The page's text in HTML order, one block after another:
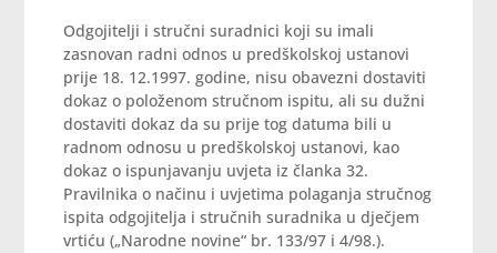
Odgojitelji i stručni suradnici koji su imali
zasnovan radni odnos u predškolskoj ustanovi
prije 18. 12.1997. godine, nisu obavezni dostaviti
dokaz o položenom stručnom ispitu, ali su dužni
dostaviti dokaz da su prije tog datuma bili u
radnom odnosu u predškolskoj ustanovi, kao
dokaz o ispunjavanju uvjeta iz članka 32.
Pravilnika o načinu i uvjetima polaganja stručnog
ispita odgojitelja i stručnih suradnika u dječjem
vrtiću („Narodne novine“ br. 133/97 i 4/98.).